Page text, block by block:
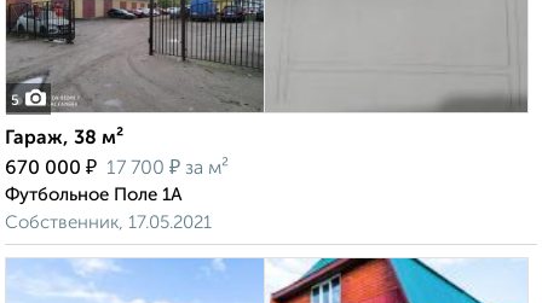
5
Гараж, 38 м²
670 000 ₽ 17 700 ₽ за м²
Футбольное Поле 1А
Собственник, 17.05.2021